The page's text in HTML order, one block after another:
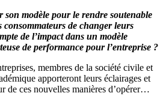
modèle pour le rendre soutenable
consommateurs de changer leurs
de l’impact dans un modèle
de performance pour l’entreprise ?
membres de la société civile et
apporteront leurs éclairages et
de ces nouvelles manières d’opérer…